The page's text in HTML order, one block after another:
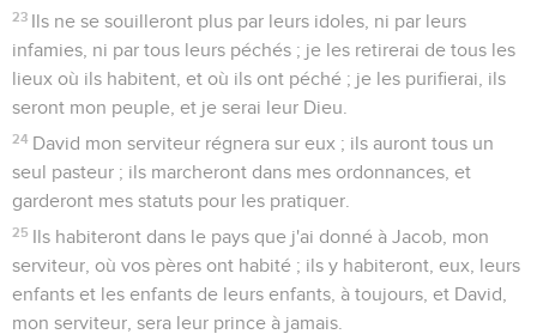
23 Ils ne se souilleront plus par leurs idoles, ni par leurs
infamies, ni par tous leurs péchés ; je les retirerai de tous les
lieux où ils habitent, et où ils ont péché ; je les purifierai, ils
seront mon peuple, et je serai leur Dieu.
24 David mon serviteur régnera sur eux ; ils auront tous un
seul pasteur ; ils marcheront dans mes ordonnances, et
garderont mes statuts pour les pratiquer.
25 Ils habiteront dans le pays que j'ai donné à Jacob, mon
serviteur, où vos pères ont habité ; ils y habiteront, eux, leurs
enfants et les enfants de leurs enfants, à toujours, et David,
mon serviteur, sera leur prince à jamais.